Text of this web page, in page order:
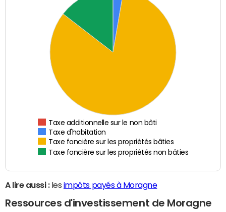
Taxe additionnelle sur le non bâti
Taxe d'habitation
Taxe foncière sur les propriétés bâties
Taxe foncière sur les propriétés non bâties
A lire aussi :les impôts payés à Moragne
Ressources d'investissement de Moragne